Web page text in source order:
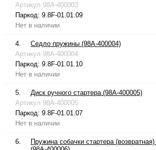
Артикул 98A-400003
Паркод: 9.8F-01.01.09
Нет в наличии
4.
Седло пружины (98A-400004)
Артикул 98A-400004
Паркод: 9.8F-01.01.10
Нет в наличии
5.
Диск ручного стартера (98A-400005)
Артикул 98A-400005
Паркод: 9.8F-01.01.07
Нет в наличии
6.
Пружина собачки стартера